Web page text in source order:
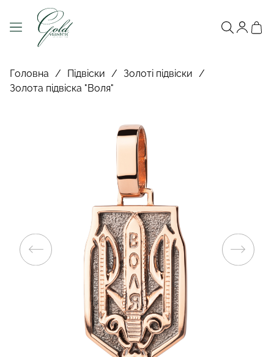
Головна / Підвіски / Золоті підвіски /
Золота підвіска "Воля"